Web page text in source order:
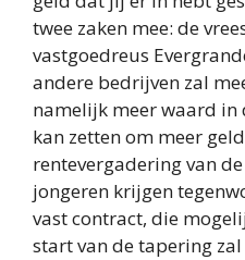
twee zaken mee: de
vastgoedreus
andere bedrijven zal
namelijk meer waard in
kan zetten om meer
rentevergadering van
jongeren krijgen
vast contract, die
start van de tapering